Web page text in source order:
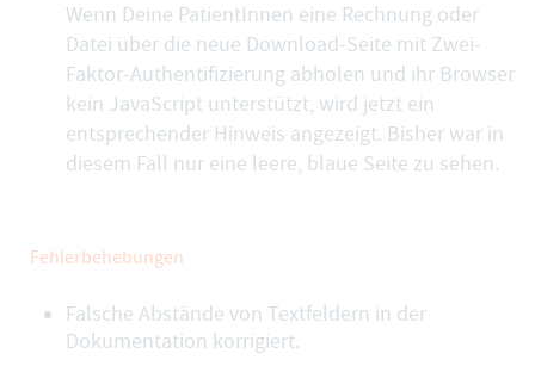
Wenn Deine PatientInnen eine Rechnung oder
Datei über die neue Download-Seite mit Zwei-
Faktor-Authentifizierung abholen und ihr Browser
kein JavaScript unterstützt, wird jetzt ein
entsprechender Hinweis angezeigt. Bisher war in
diesem Fall nur eine leere, blaue Seite zu sehen.
Fehlerbehebungen
Falsche Abstände von Textfeldern in der
Dokumentation korrigiert.